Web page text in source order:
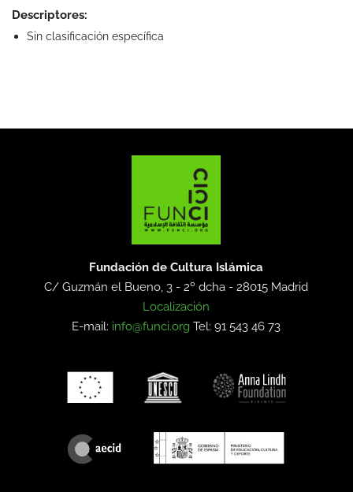
Descriptores:
Sin clasificación específica
Fundación de Cultura Islámica
C/ Guzmán el Bueno, 3 - 2º dcha -28015 Madrid
Localización
E-mail: info@funci.org Tel: 91 543 46 73